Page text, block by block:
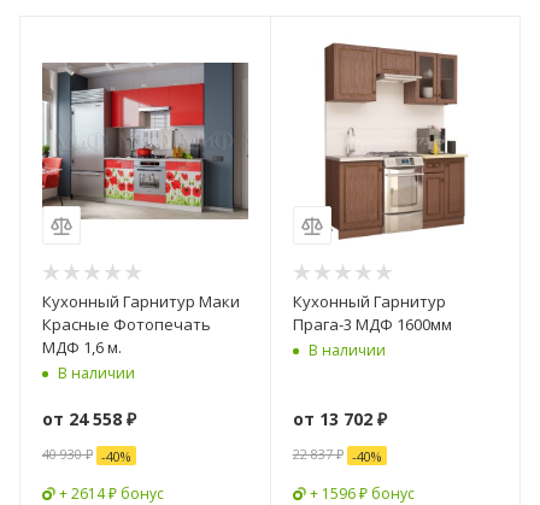
Кухонный Гарнитур Маки
Красные Фотопечать
МДФ 1,6 м.
В наличии
от 24 558 ₽
40 930 ₽ -40%
+ 2614 ₽ бонус
Кухонный Гарнитур
Прага-3 МДФ 1600мм
В наличии
от 13 702 ₽
22 837 ₽ -40%
+ 1596 ₽ бонус